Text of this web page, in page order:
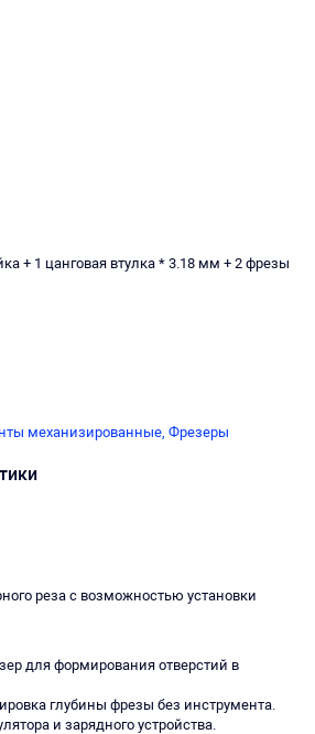
+ 1 цанговая втулка * 3.18 мм + 2 фрезы
механизированные, Фрезеры
реза с возможностью установки
для формирования отверстий в
глубины фрезы без инструмента.
и зарядного устройства.